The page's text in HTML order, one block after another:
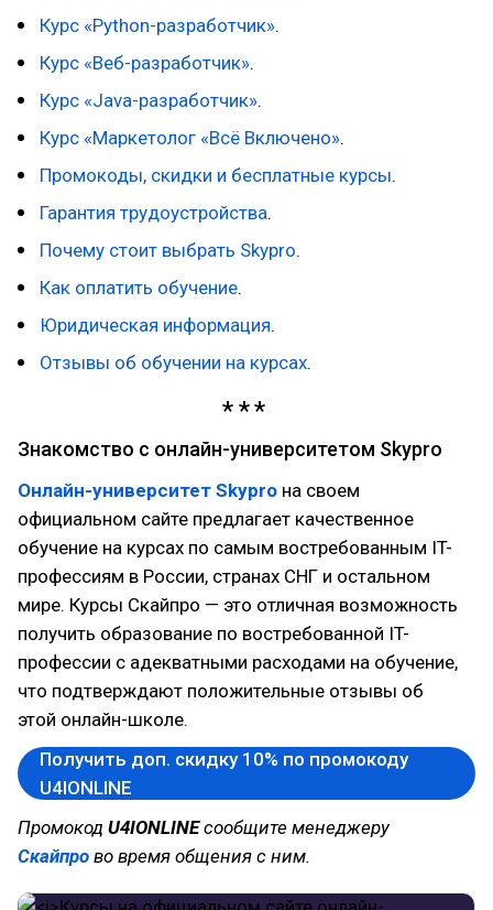
Курс «Python-разработчик».
Курс «Веб-разработчик».
Курс «Java-разработчик».
Курс «Маркетолог «Всё Включено».
Промокоды, скидки и бесплатные курсы.
Гарантия трудоустройства.
Почему стоит выбрать Skypro.
Как оплатить обучение.
Юридическая информация.
Отзывы об обучении на курсах.
Знакомство с онлайн-университетом Skypro
Онлайн-университет Skypro на своем
официальном сайте предлагает качественное
обучение на курсах по самым востребованным IT-
профессиям в России, странах СНГ и остальном
мире. Курсы Скайпро — это отличная возможность
получить образование по востребованной IT-
профессии с адекватными расходами на обучение,
что подтверждают положительные отзывы об
этой онлайн-школе.
Получить доп. скидку 10% по промокоду
U4IONLINE
Промокод U4IONLINEсообщите менеджеру
Скайпро во время общения с ним.